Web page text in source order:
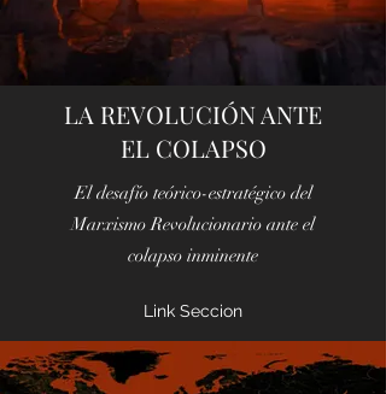
LA REVOLUCIÓN ANTE
EL COLAPSO
El desafío teórico-estratégico del
Marxismo Revolucionario ante el
colapso inminente
Link Seccion